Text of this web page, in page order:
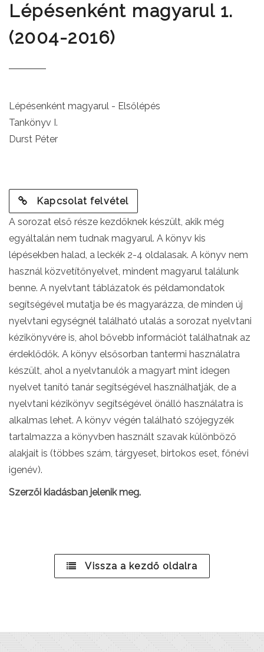
Lépésenként magyarul 1.
(2004-2016)
Lépésenként magyarul - Elsőlépés
Tankönyv I.
Durst Péter
Kapcsolat felvétel
A sorozat első része kezdőknek készült, akik még
egyáltalán nem tudnak magyarul. A könyv kis
lépésekben halad, a leckék 2-4 oldalasak. A könyv nem
használ közvetítőnyelvet, mindent magyarul találunk
benne. A nyelvtant táblázatok és példamondatok
segítségével mutatja be és magyarázza, de minden új
nyelvtani egységnél található utalás a sorozat nyelvtani
kézikönyvére is, ahol bővebb információt találhatnak az
érdeklődők. A könyv elsősorban tantermi használatra
készült, ahol a nyelvtanulók a magyart mint idegen
nyelvet tanító tanár segítségével használhatják, de a
nyelvtani kézikönyv segítségével önálló használatra is
alkalmas lehet. A könyv végén található szójegyzék
tartalmazza a könyvben használt szavak különböző
alakjait is (többes szám, tárgyeset, birtokos eset, főnévi
igenév).
Szerzői kiadásban jelenik meg.
Vissza a kezdő oldalra